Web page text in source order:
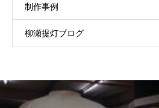
制作事例
柳瀬提灯ブログ